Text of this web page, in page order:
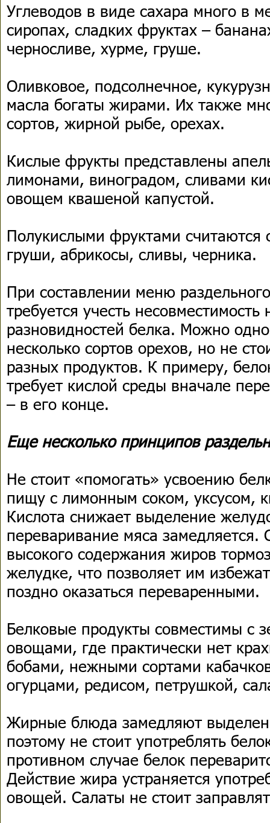
Углеводов в виде сахара много в
сиропах, сладких фруктах –
черносливе, хурме, груше.
Оливковое, подсолнечное,
масла богаты жирами. Их также
сортов, жирной рыбе, орехах.
Кислые фрукты представлены
лимонами, виноградом, сливами
овощем квашеной капустой.
Полукислыми фруктами считаются
груши, абрикосы, сливы, черника.
При составлении меню
требуется учесть несовместимость
разновидностей белка. Можно
несколько сортов орехов, но не
разных продуктов. К примеру,
требует кислой среды вначале
– в его конце.
Еще несколько принципов
Не стоит «помогать» усвоению
пищу с лимонным соком, уксусом,
Кислота снижает выделение
переваривание мяса
высокого содержания жиров
желудке, что позволяет им
поздно оказаться переваренными.
Белковые продукты совместимы с
овощами, где практически нет
бобами, нежными сортами
огурцами, редисом, петрушкой,
Жирные блюда замедляют
поэтому не стоит употреблять
противном случае белок
Действие жира устраняется
овощей. Салаты не стоит